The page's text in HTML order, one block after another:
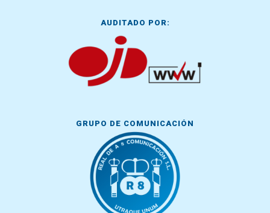
AUDITADO POR:
GRUPO DE COMUNICACIÓN